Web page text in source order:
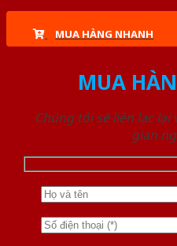
MUA HÀNG NHANH
MUA
Chúng tôi sẽ liên lạc
gian